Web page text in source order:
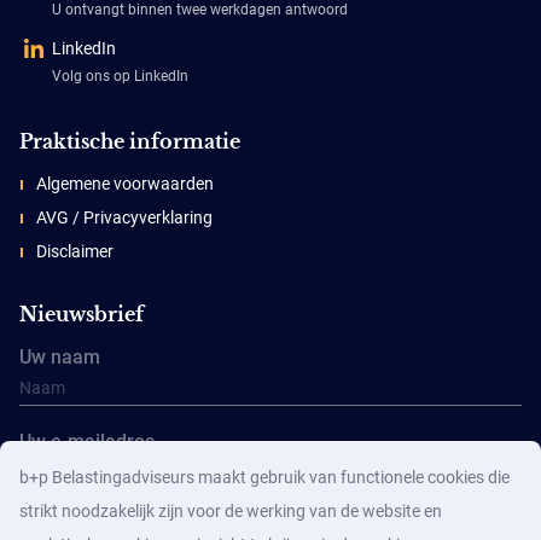
U ontvangt binnen twee werkdagen antwoord
LinkedIn
Volg ons op LinkedIn
Praktische informatie
Algemene voorwaarden
AVG / Privacyverklaring
Disclaimer
Nieuwsbrief
Uw naam
Uw e-mailadres
b+p Belastingadviseurs maakt gebruik van functionele cookies die
strikt noodzakelijk zijn voor de werking van de website en